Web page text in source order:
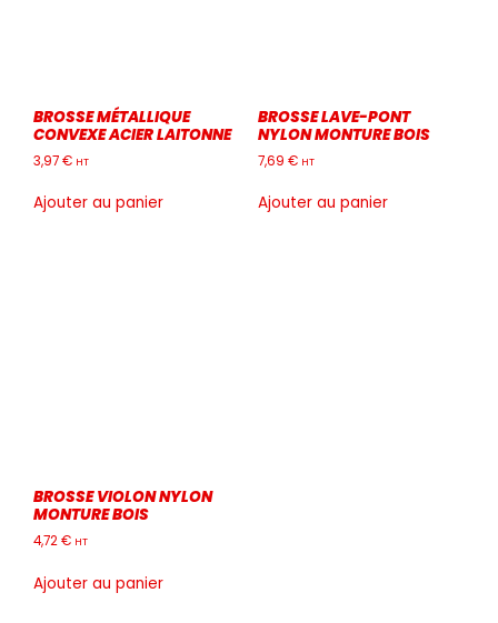
BROSSE MÉTALLIQUE
CONVEXE ACIER LAITONNE
3,97€ HT
Ajouter au panier
BROSSE LAVE-PONT
NYLON MONTURE BOIS
7,69 € HT
Ajouter au panier
BROSSE VIOLON NYLON
MONTURE BOIS
4,72€ HT
Ajouter au panier